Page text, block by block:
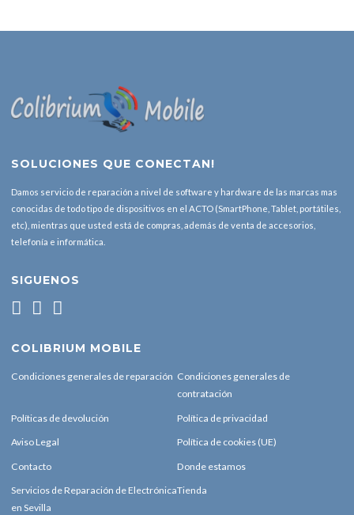
SOLUCIONES QUE CONECTAN!
Damos servicio de reparación a nivel de software y hardware de las marcas mas
conocidas de todo tipo de dispositivos en el ACTO (SmartPhone, Tablet, portátiles,
etc), mientras que usted está de compras, además de venta de accesorios,
telefonía e informática.
SIGUENOS
COLIBRIUM MOBILE
Condiciones generales de reparación Condiciones generales de
contratación
Políticas de devolución Política de privacidad
Aviso Legal Política de cookies (UE)
Contacto Donde estamos
Servicios de Reparación de Electrónica
en Sevilla
Tienda